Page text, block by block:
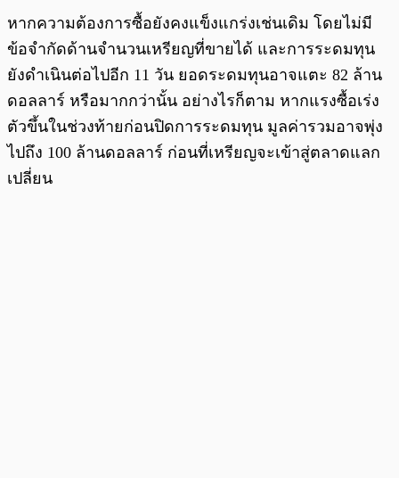
หากความต้องการซื้อยังคงแข็งแกร่งเช่นเดิม โดยไม่มี
ข้อจำกัดด้านจำนวนเหรียญที่ขายได้ และการระดมทุน
ยังดำเนินต่อไปอีก 11 วัน ยอดระดมทุนอาจแตะ 82 ล้าน
ดอลลาร์ หรือมากกว่านั้น อย่างไรก็ตาม หากแรงซื้อเร่ง
ตัวขึ้นในช่วงท้ายก่อนปิดการระดมทุน มูลค่ารวมอาจพุ่ง
ไปถึง 100 ล้านดอลลาร์ ก่อนที่เหรียญจะเข้าสู่ตลาดแลก
เปลี่ยน